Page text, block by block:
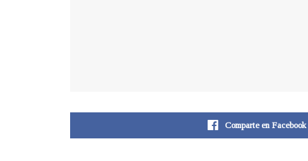
Comparte en Facebook